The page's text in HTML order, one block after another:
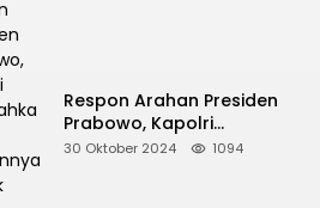
Respon Arahan Presiden
Prabowo, Kapolri
Perintahkan Jajarannya
30 Oktober 2024 1094